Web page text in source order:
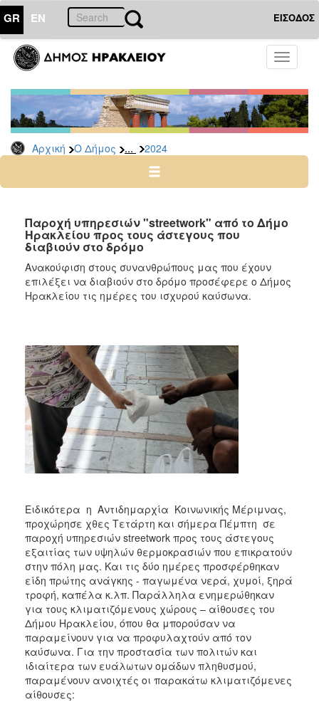
GR EN ΕΙΣΟΔΟΣ
Toggle
Αρχική Ο Δήμος ... 2024
ΔΗΜΟΣ
Δελτία
Τύπου
Αρχείο
2026
2024
2022
2020
2019
2017
2016
2015
2013
2012
2011
2010
ΤΟΠΟΣ
ΠΟΛΙΤΙΣΜΟΣ
ΑΝΘΕΚΤΙΚΗ
ΠΟΛΗ
Παροχή υπηρεσιών "streetwork" από το Δήμο
Ηρακλείου προς τους άστεγους που
διαβιούν στο δρόμο
Ανακούφιση στους συνανθρώπους μας που έχουν
επιλέξει να διαβιούν στο δρόμο προσέφερε ο Δήμος
Ηρακλείου τις ημέρες του ισχυρού καύσωνα.
Ειδικότερα η Αντιδημαρχία Κοινωνικής Μέριμνας,
προχώρησε χθες Τετάρτη και σήμερα Πέμπτη σε
παροχή υπηρεσιών streetwork προς τους άστεγους
εξαιτίας των υψηλών θερμοκρασιών που επικρατούν
στην πόλη μας. Και τις δύο ημέρες προσφέρθηκαν
είδη πρώτης ανάγκης - παγωμένα νερά, χυμοί, ξηρά
τροφή, καπέλα κ.λπ. Παράλληλα ενημερώθηκαν
για τους κλιματιζόμενους χώρους – αίθουσες του
Δήμου Ηρακλείου, όπου θα μπορούσαν να
παραμείνουν για να προφυλαχτούν από τον
καύσωνα. Για την προστασία των πολιτών και
ιδιαίτερα των ευάλωτων ομάδων πληθυσμού,
παραμένουν ανοιχτές οι παρακάτω κλιματιζόμενες
αίθουσες: